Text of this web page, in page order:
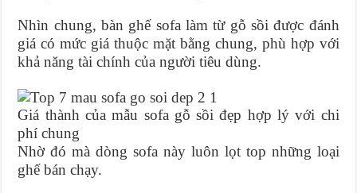
Nhìn chung, bàn ghế sofa làm từ gỗ sồi được đánh
giá có mức giá thuộc mặt bằng chung, phù hợp với
khả năng tài chính của người tiêu dùng.
Giá thành của mẫu sofa gỗ sồi đẹp hợp lý với chi
phí chung
Nhờ đó mà dòng sofa này luôn lọt top những loại
ghế bán chạy.